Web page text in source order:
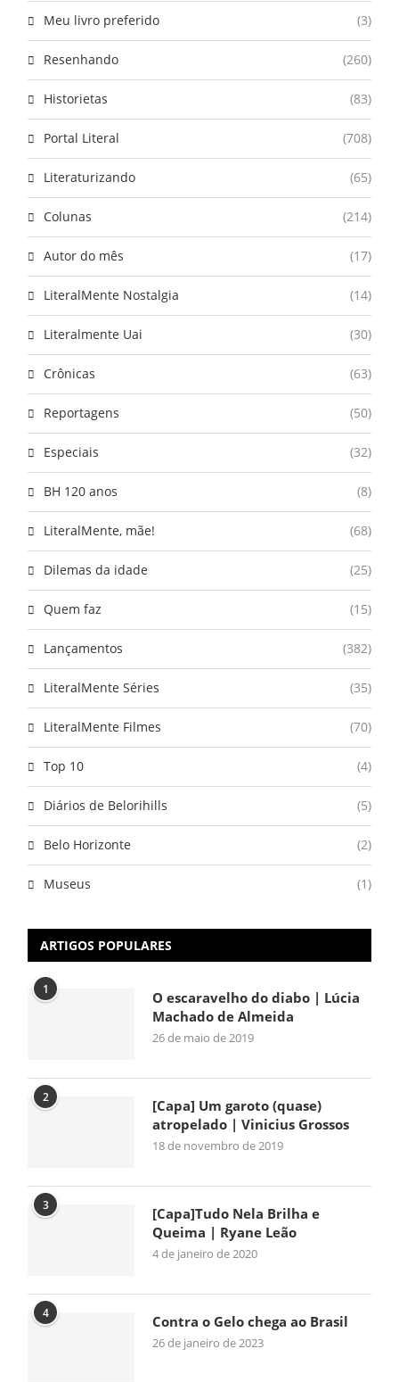
Meu livro preferido (3)
Resenhando (260)
Historietas (83)
Portal Literal (708)
Literaturizando (65)
Colunas (214)
Autor do mês (17)
LiteralMente Nostalgia (14)
Literalmente Uai (30)
Crônicas (63)
Reportagens (50)
Especiais (32)
BH 120 anos (8)
LiteralMente, mãe! (68)
Dilemas da idade (25)
Quem faz (15)
Lançamentos (382)
LiteralMente Séries (35)
LiteralMente Filmes (70)
Top 10 (4)
Diários de Belorihills (5)
Belo Horizonte (2)
Museus (1)
ARTIGOS POPULARES
1
O escaravelho do diabo | Lúcia
Machado de Almeida
26 de maio de 2019
2
[Capa] Um garoto (quase)
atropelado | Vinicius Grossos
18 de novembro de 2019
3
[Capa]Tudo Nela Brilha e
Queima | Ryane Leão
4 de janeiro de 2020
4 Contra o Gelo chega ao Brasil
26 de janeiro de 2023